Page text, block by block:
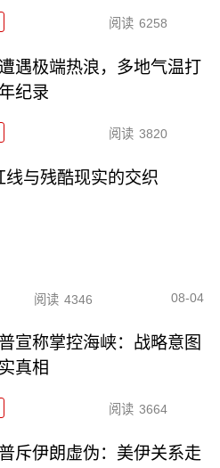
阅读 6258
遇极端热浪，多地气温打
纪录
阅读 3820
与残酷现实的交织
阅读 4346 08-04
宣称掌控海峡：战略意图
真相
阅读 3664
斥伊朗虚伪：美伊关系走